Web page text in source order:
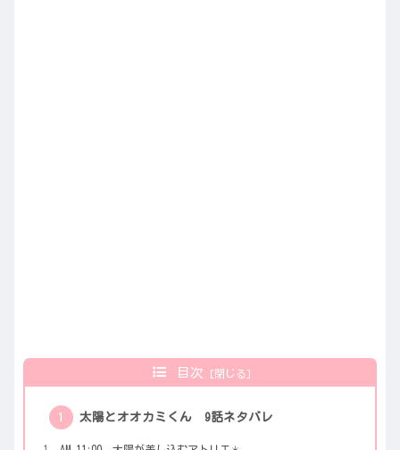
目次
太陽とオオカミくん 9話ネタバレ